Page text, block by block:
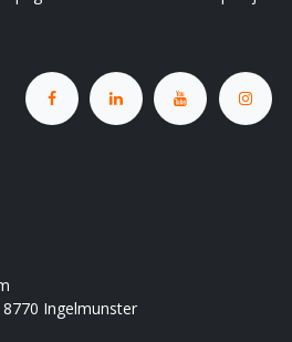
Ingelmunster